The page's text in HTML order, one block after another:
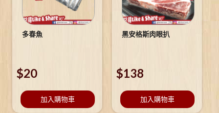
多春魚
$20
加入購物車
黑安格斯肉眼扒
$138
加入購物車